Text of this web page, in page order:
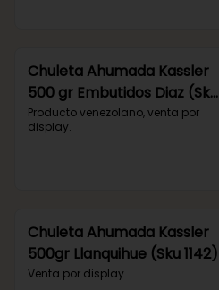
Chuleta Ahumada Kassler
500 gr Embutidos Diaz (Sku
434)
Producto venezolano, venta por
display.
Chuleta Ahumada Kassler
500gr Llanquihue (Sku 1142)
Venta por display.